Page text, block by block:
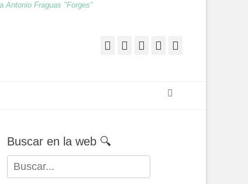
Antonio Fraguas "Forges"
Facebook
Twitter
Feed YouTube
Buscar en la web 🔍
Buscar: